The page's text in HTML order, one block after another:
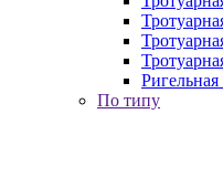
Ригельная
По типу